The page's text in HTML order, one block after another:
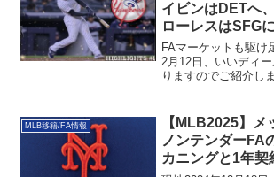
イビンはDETへ
ローレスはSFG
FAマーケットも駆
2月12日、いいディ
りますのでご紹介し
MLB移籍/FA情報
【MLB2025】メ
ノンテンダーFA
カニングと1年契